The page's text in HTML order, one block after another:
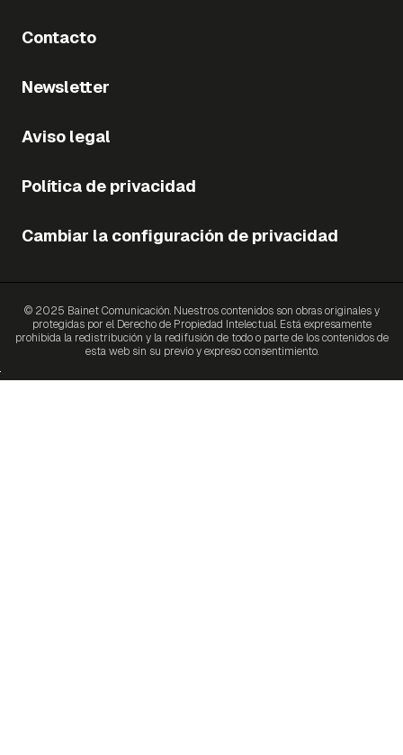
Contacto
Newsletter
Aviso legal
Política de privacidad
Cambiar la configuración de privacidad
© 2025 Bainet Comunicación. Nuestros contenidos son obras originales y
protegidas por el Derecho de Propiedad Intelectual. Está expresamente
prohibida la redistribución y la redifusión de todo o parte de los contenidos de
esta web sin su previo y expreso consentimiento.